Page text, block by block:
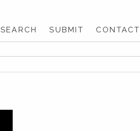
SEARCH SUBMIT CONTACT